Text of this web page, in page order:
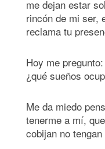
me dejan estar
rincón de mi ser,
reclama tu
Hoy me
¿qué sueños
Me da miedo
tenerme a mí,
cobijan no